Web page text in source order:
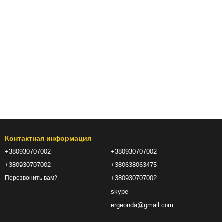
Контактная информация
+380930707002
+380930707002
Перезвонить вам?
+380930707002
+380638063475
+380930707002
skype
ergeonda@gmail.com